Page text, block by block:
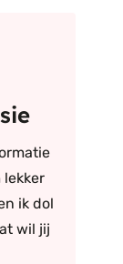
lekker
ik dol
wil jij